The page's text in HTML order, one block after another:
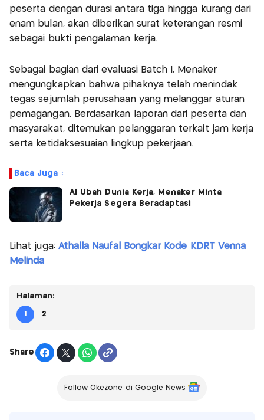
peserta dengan durasi antara tiga hingga kurang dari
enam bulan, akan diberikan surat keterangan resmi
sebagai bukti pengalaman kerja.
Sebagai bagian dari evaluasi Batch I, Menaker
mengungkapkan bahwa pihaknya telah menindak
tegas sejumlah perusahaan yang melanggar aturan
pemagangan. Berdasarkan laporan dari peserta dan
masyarakat, ditemukan pelanggaran terkait jam kerja
serta ketidaksesuaian lingkup pekerjaan.
Baca Juga :
AI Ubah Dunia Kerja, Menaker Minta
Pekerja Segera Beradaptasi
Lihat juga: Athalla Naufal Bongkar Kode KDRT Venna
Melinda
Halaman:
1 2
Share
Follow Okezone di Google News